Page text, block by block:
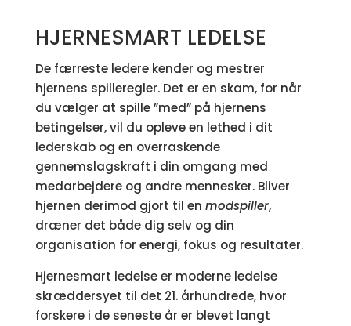
HJERNESMART LEDELSE
De færreste ledere kender og mestrer
hjernens spilleregler. Det er en skam, for når
du vælger at spille ”med” på hjernens
betingelser, vil du opleve en lethed i dit
lederskab og en overraskende
gennemslagskraft i din omgang med
medarbejdere og andre mennesker. Bliver
hjernen derimod gjort til en modspiller,
dræner det både dig selv og din
organisation for energi, fokus og resultater.
Hjernesmart ledelse er moderne ledelse
skræddersyet til det 21. århundrede, hvor
forskere i de seneste år er blevet langt